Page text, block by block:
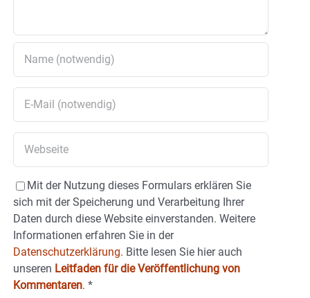
Mit der Nutzung dieses Formulars erklären Sie
sich mit der Speicherung und Verarbeitung Ihrer
Daten durch diese Website einverstanden. Weitere
Informationen erfahren Sie in der
Datenschutzerklärung. Bitte lesen Sie hier auch
unseren Leitfaden für die Veröffentlichung von
Kommentaren. *